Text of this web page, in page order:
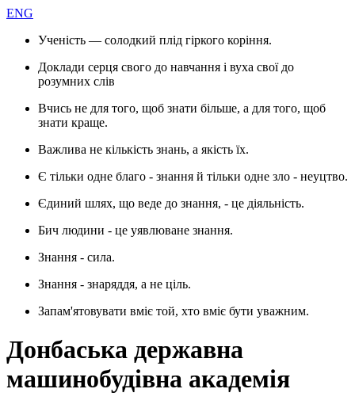
ENG
Ученість — солодкий плід гіркого коріння.
Доклади серця свого до навчання і вуха свої до
розумних слів
Вчись не для того, щоб знати більше, а для того, щоб
знати краще.
Важлива не кількість знань, а якість їх.
Є тільки одне благо - знання й тільки одне зло - неуцтво.
Єдиний шлях, що веде до знання, - це діяльність.
Бич людини - це уявлюване знання.
Знання - сила.
Знання - знаряддя, а не ціль.
Запам'ятовувати вміє той, хто вміє бути уважним.
Донбаська державна
машинобудівна академія